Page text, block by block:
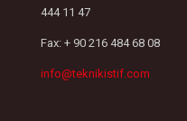
444 11 47
Fax: + 90 216 484 68 08
info@teknikistif.com